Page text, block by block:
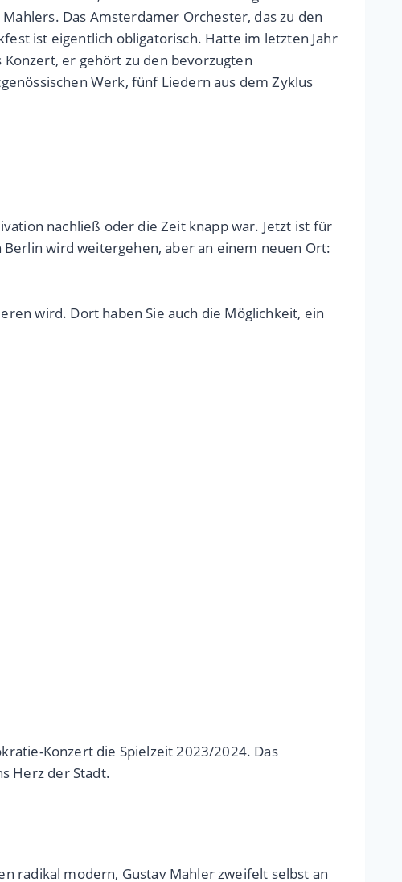
Das Amsterdamer Orchester, das zu den
ist eigentlich obligatorisch. Hatte im letzten Jahr
Konzert, er gehört zu den bevorzugten
Werk, fünf Liedern aus dem Zyklus
nachließ oder die Zeit knapp war. Jetzt ist für
wird weitergehen, aber an einem neuen Ort:
wird. Dort haben Sie auch die Möglichkeit, ein
Konzert die Spielzeit 2023/2024. Das
Herz der Stadt.
radikal modern, Gustav Mahler zweifelt selbst an